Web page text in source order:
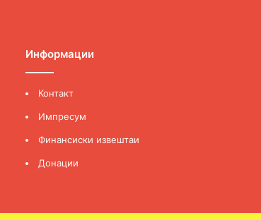
Информации
Контакт
Импресум
Финансиски извештаи
Донации